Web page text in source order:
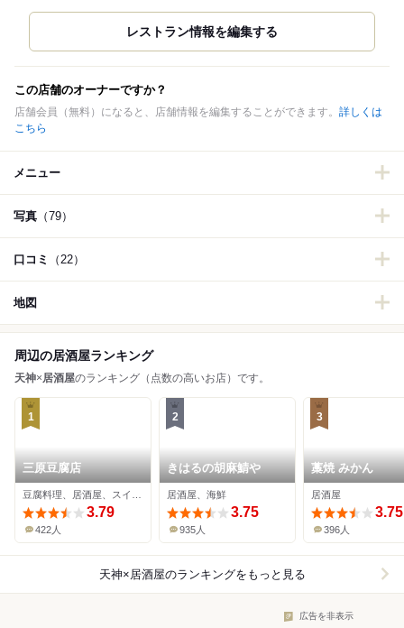
この店舗のオーナーですか？
店舗会員（無料）になると、店舗情報を編集することができます。 詳しくは
こちら
メニュー
写真 （79）
口コミ （22）
地図
周辺の居酒屋ランキング
天神×居酒屋のランキング（点数の高いお店）です。
1
三原豆腐店
3.79
422人
2
きはるの胡麻鯖や
居酒屋、海鮮
3.75
935人
3
藁焼 みかん
居酒屋
3.75
396人
天神×居酒屋のランキングをもっと見る
広告を非表示